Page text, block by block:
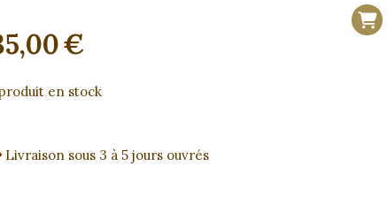
€
en stock
Livraison sous 3 à 5 jours ouvrés